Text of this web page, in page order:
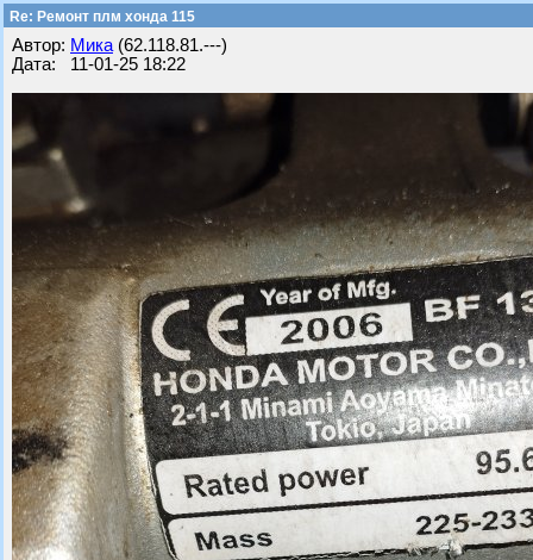
Re: Ремонт плм хонда 115
Автор: Мика (62.118.81.---)
Дата: 11-01-25 18:22